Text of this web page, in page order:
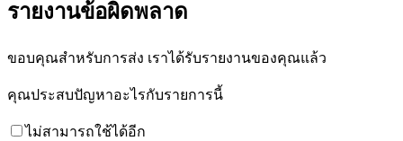
รายงานข้อผิดพลาด
ขอบคุณสำหรับการส่ง เราได้รับรายงานของคุณแล้ว
คุณประสบปัญหาอะไรกับรายการนี้
ไม่สามารถใช้ได้อีก